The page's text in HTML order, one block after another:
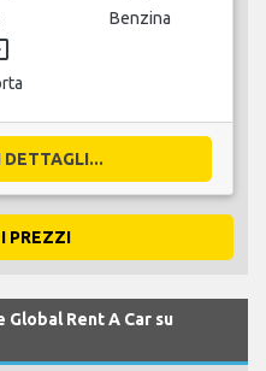
Benzina
PREZZI
Rent A Car su